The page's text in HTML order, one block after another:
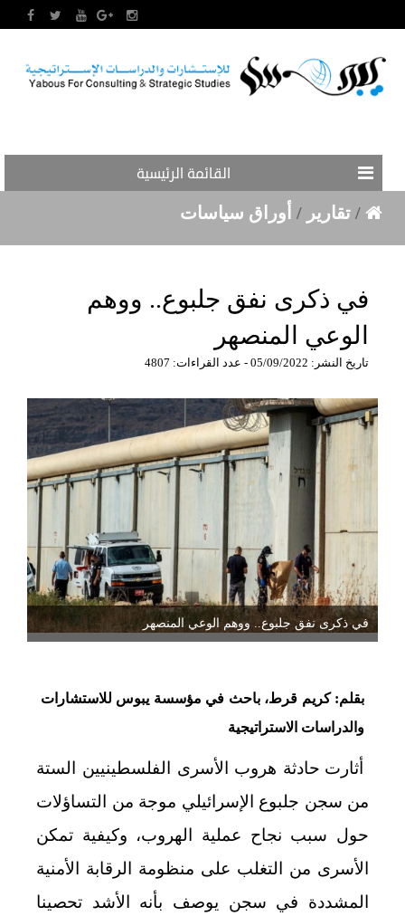
القائمة الرئيسية
/ تقارير / أوراق سياسات
في ذكرى نفق جلبوع.. ووهم
الوعي المنصهر
تاريخ النشر: 05/09/2022 - عدد القراءات: 4807
في ذكرى نفق جلبوع.. ووهم الوعي المنصهر
بقلم: كريم قرط، باحث في مؤسسة يبوس للاستشارات
والدراسات الاستراتيجية
أثارت حادثة هروب الأسرى الفلسطينيين الستة
من سجن جلبوع الإسرائيلي موجة من التساؤلات
حول سبب نجاح عملية الهروب، وكيفية تمكن
الأسرى من التغلب على منظومة الرقابة الأمنية
المشددة في سجن يوصف بأنه الأشد تحصينا